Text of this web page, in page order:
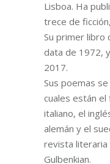
Lisboa. Ha
trece de
Su primer libro
data de 1972,
2017.
Sus poemas
cuales están
italiano, el
alemán y el
revista literaria
Gulbenkian.